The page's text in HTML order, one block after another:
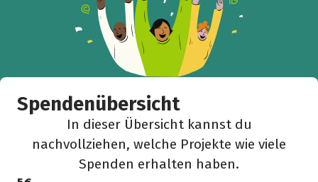
Spendenübersicht
In dieser Übersicht kannst du
nachvollziehen, welche Projekte wie viele
Spenden erhalten haben.